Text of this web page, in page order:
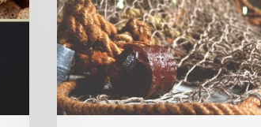
17.
nedeľu
v
období
cez
rok